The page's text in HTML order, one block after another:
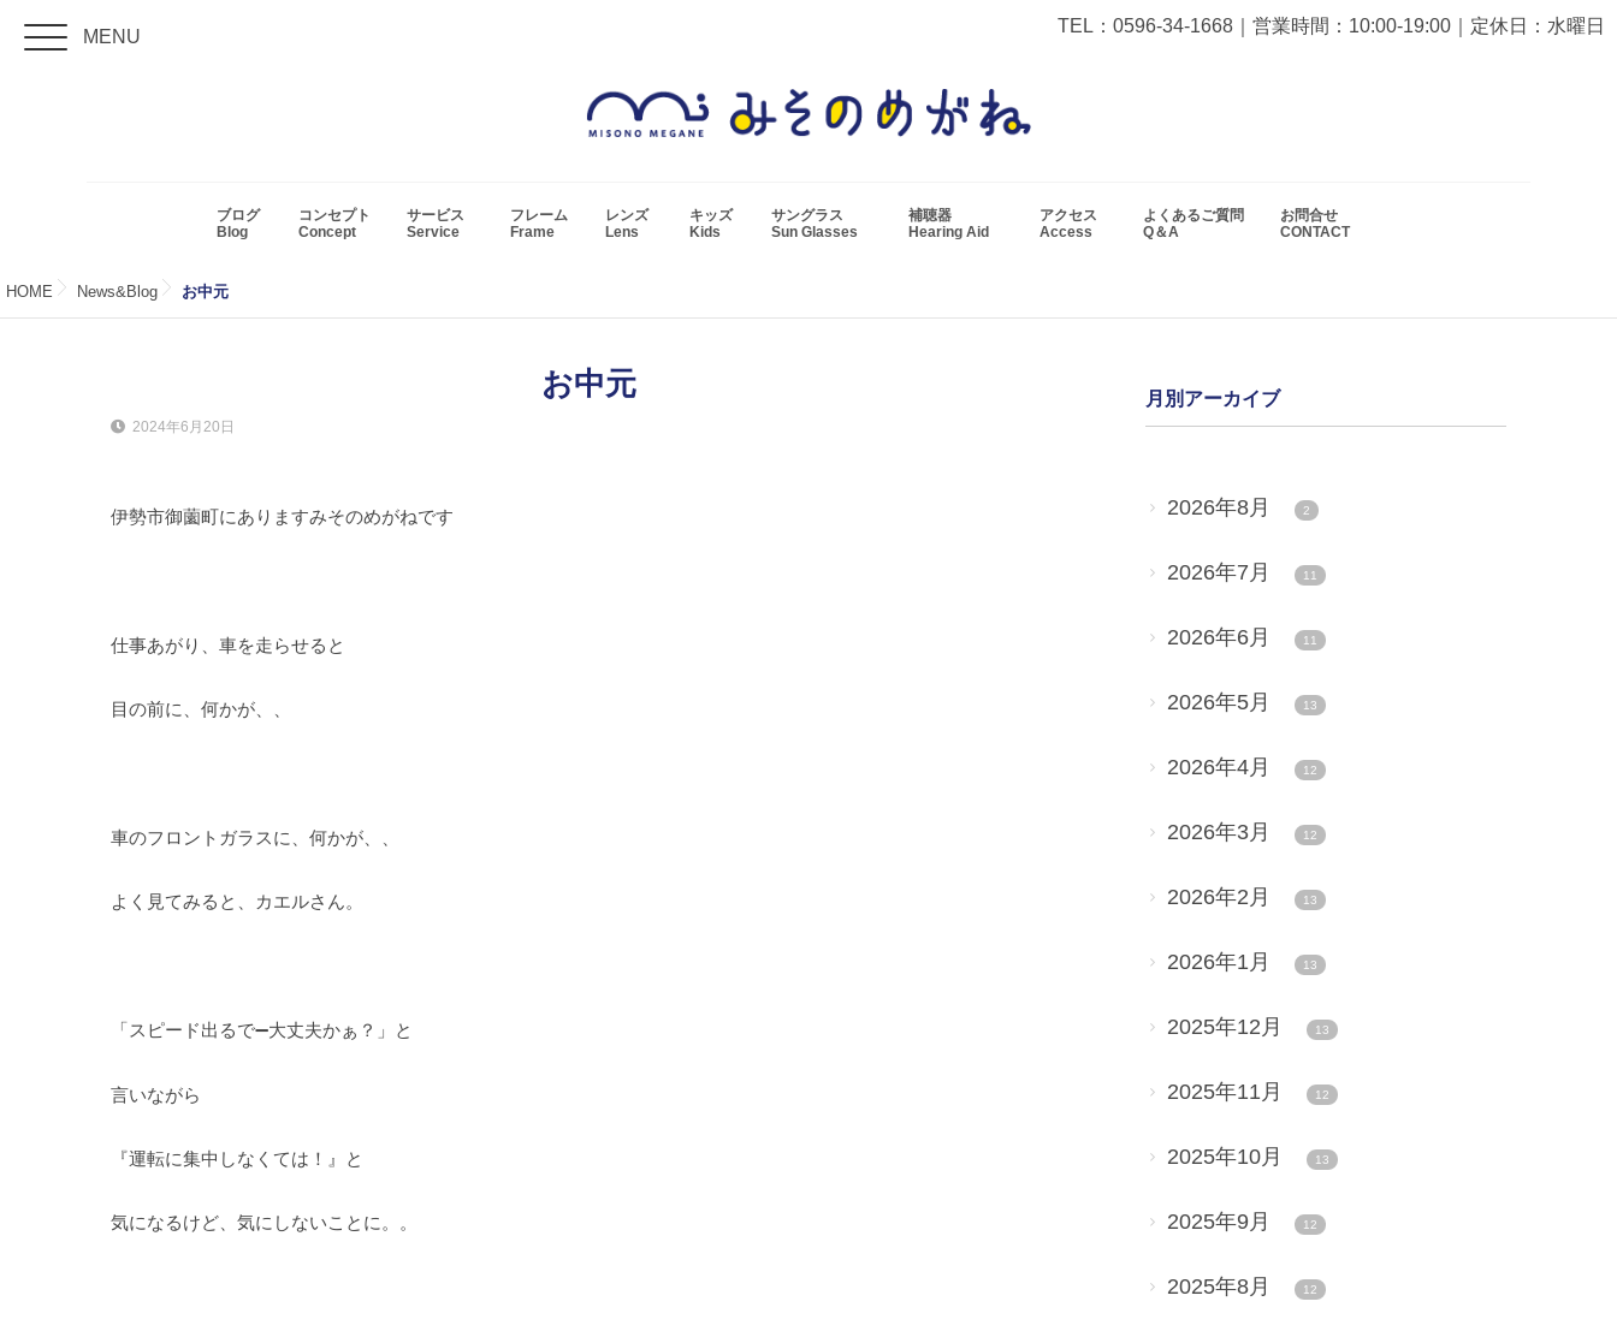
MENU
TEL：0596-34-1668 ｜営業時間：10:00-19:00｜定休日：水曜日
ブログ
Blog
コンセプト
Concept
サービス
Service
フレーム
Frame
レンズ
Lens
キッズ
Kids
サングラス
Sun Glasses
補聴器
Hearing Aid
アクセス
Access
よくあるご質問
Q＆A
お問合せ
CONTACT
HOME News&Blog お中元
お中元
2024年6月20日
伊勢市御薗町にありますみそのめがねです
仕事あがり、車を走らせると
目の前に、何かが、、
車のフロントガラスに、何かが、、
よく見てみると、カエルさん。
「スピード出るで➖大丈夫かぁ？」と
言いながら
『運転に集中しなくては！』と
気になるけど、気にしないことに。。
月別アーカイブ
2026年8月 2
2026年7月 11
2026年6月 11
2026年5月 13
2026年4月 12
2026年3月 12
2026年2月 13
2026年1月 13
2025年12月 13
2025年11月 12
2025年10月 13
2025年9月 12
2025年8月 12